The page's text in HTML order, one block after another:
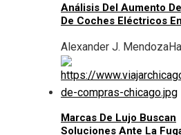
Análisis Del Aumento
De Coches Eléctricos
Alexander J. Mendoza
Marcas De Lujo Buscan
Soluciones Ante La